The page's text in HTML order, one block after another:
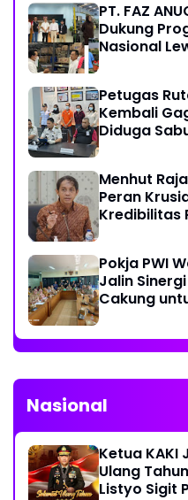
PT. FAZ
Dukung
Nasional
Petugas
Kembali
Diduga
Menhut
Peran
Kredibilitas
Pokja PWI
Jalin
Cakung
Nasional
Ketua KAKI
Ulang
Listyo Sigit